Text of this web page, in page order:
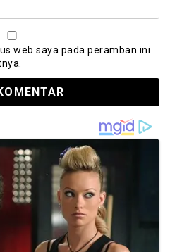
web saya pada peramban ini